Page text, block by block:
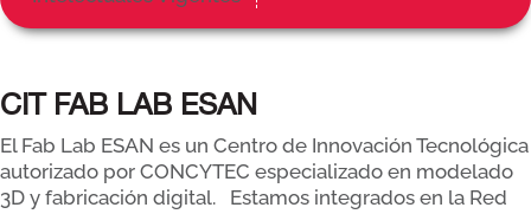
CONVIÉRTETE EN UN
ESPECIALISTA EN
CIT FAB LAB ESAN
El Fab Lab ESAN es un Centro de Innovación Tecnológica
autorizado por CONCYTEC especializado en modelado
3D y fabricación digital. Estamos integrados en la Red